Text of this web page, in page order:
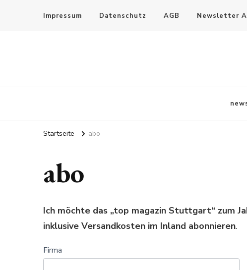
Impressum Datenschutz AGB Newsletter
Startseite abo
abo
Ich möchte das „top magazin Stuttgart“ zum
inklusive Versandkosten im Inland abonnieren.
C
Firma